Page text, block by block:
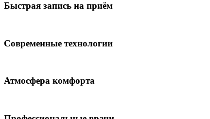
Быстрая запись на приём
Современные технологии
Атмосфера комфорта